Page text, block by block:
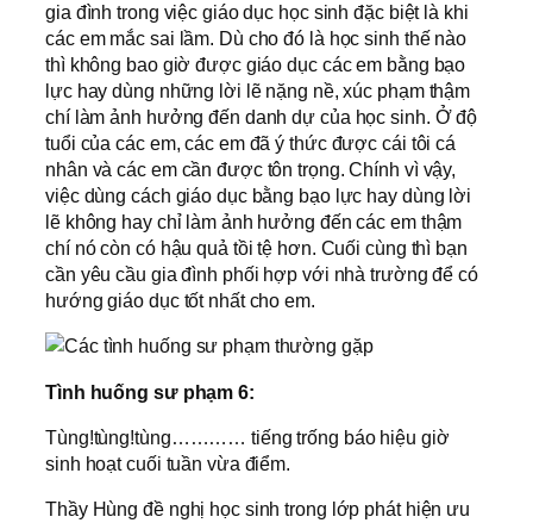
gia đình trong việc giáo dục học sinh đặc biệt là khi
các em mắc sai lầm. Dù cho đó là học sinh thế nào
thì không bao giờ được giáo dục các em bằng bạo
lực hay dùng những lời lẽ nặng nề, xúc phạm thậm
chí làm ảnh hưởng đến danh dự của học sinh. Ở độ
tuổi của các em, các em đã ý thức được cái tôi cá
nhân và các em cần được tôn trọng. Chính vì vậy,
việc dùng cách giáo dục bằng bạo lực hay dùng lời
lẽ không hay chỉ làm ảnh hưởng đến các em thậm
chí nó còn có hậu quả tồi tệ hơn. Cuối cùng thì bạn
cần yêu cầu gia đình phối hợp với nhà trường để có
hướng giáo dục tốt nhất cho em.
Tình huống sư phạm 6:
Tùng!tùng!tùng………… tiếng trống báo hiệu giờ
sinh hoạt cuối tuần vừa điểm.
Thầy Hùng đề nghị học sinh trong lớp phát hiện ưu